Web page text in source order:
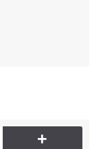
+